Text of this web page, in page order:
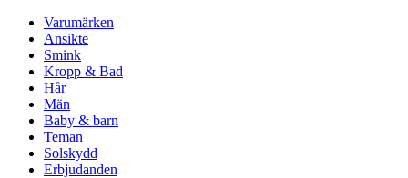
Varumärken
Ansikte
Smink
Kropp & Bad
Hår
Män
Baby & barn
Teman
Solskydd
Erbjudanden